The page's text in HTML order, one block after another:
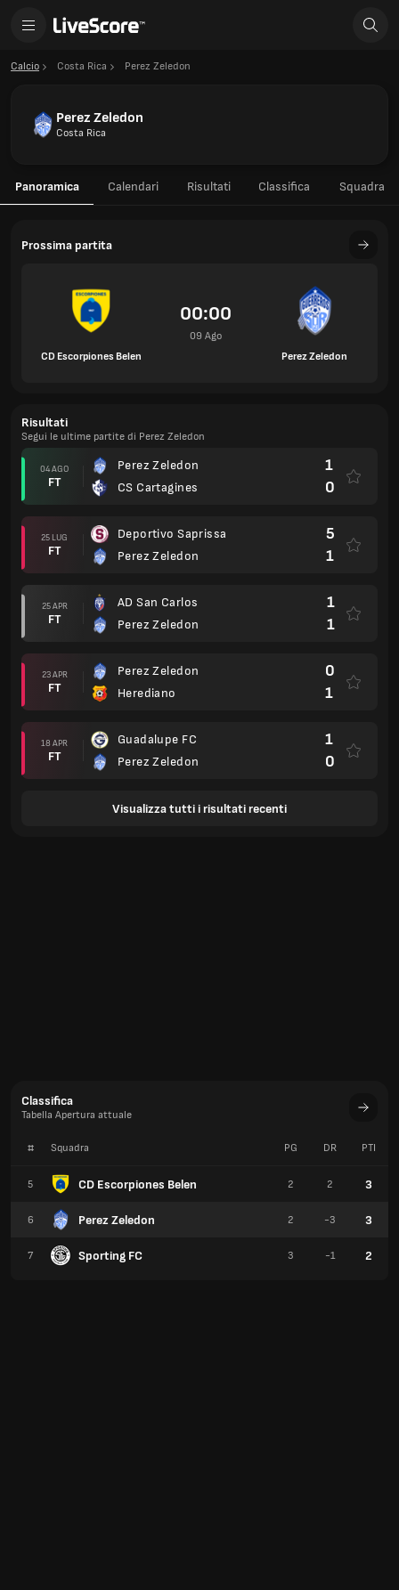
Calcio Costa Rica Perez Zeledon
Perez Zeledon
Costa Rica
Panoramica Calendari Risultati Classifica Squadra
Prossima partita
CD Escorpiones Belen
00:00
09 Ago
Perez Zeledon
Risultati
Segui le ultime partite di Perez Zeledon
04 AGO
FT
Perez Zeledon
CS Cartagines
1
0
25 LUG
FT
Deportivo Saprissa
Perez Zeledon
5
1
25 APR
FT
AD San Carlos
Perez Zeledon
1
1
23 APR
FT
Perez Zeledon
Herediano
0
1
18 APR
FT
Guadalupe FC
Perez Zeledon
1
0
Visualizza tutti i risultati recenti
Classifica
Tabella Apertura attuale
# Squadra
5 CD Escorpiones Belen
6 Perez Zeledon
7 Sporting FC
PG DR PTI
2 2 3
2 -3 3
3 -1 2